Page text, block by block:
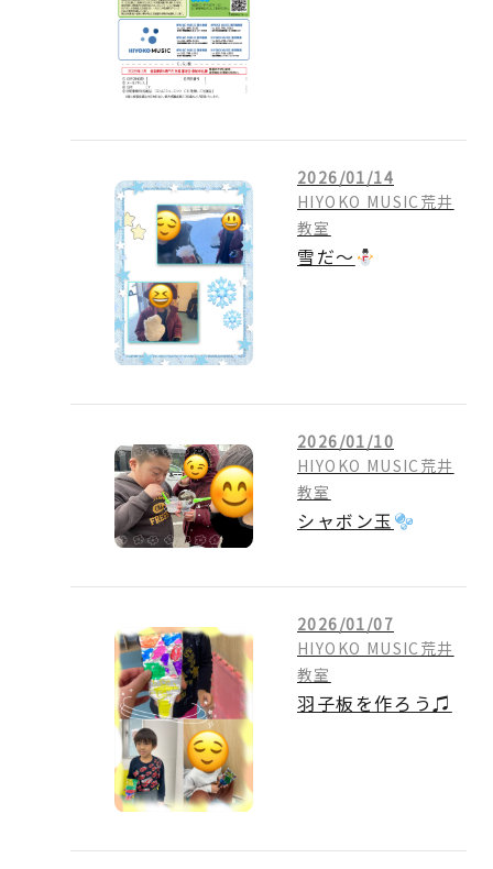
2026/01/14
HIYOKO MUSIC荒井
教室
雪だ～
2026/01/10
HIYOKO MUSIC荒井
教室
シャボン玉
2026/01/07
HIYOKO MUSIC荒井
教室
羽子板を作ろう♫